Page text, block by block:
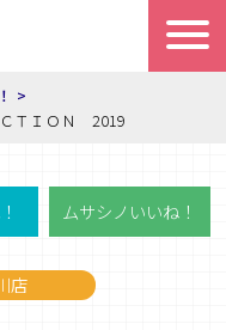
ＴＩＯＮ 2019
ムサシノいいね！
店